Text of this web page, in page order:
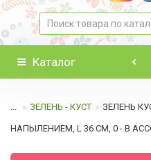
Каталог
... ЗЕЛЕНЬ - КУСТ ЗЕЛЕНЬ
НАПЫЛЕНИЕМ, L 36 СМ, 0 - В